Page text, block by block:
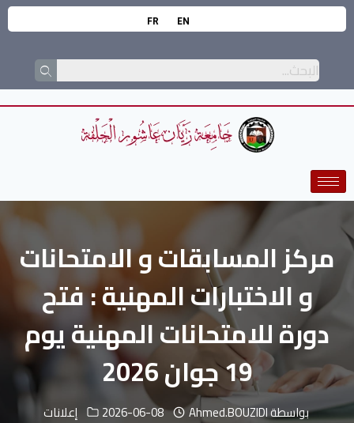
EN
FR
مركز المسابقات و الامتحانات
و الاختبارات المهنية : فتح
دورة للامتحانات المهنية يوم
19 جوان 2026
بواسطةAhmed.BOUZIDI
2026-06-08 إعلانات